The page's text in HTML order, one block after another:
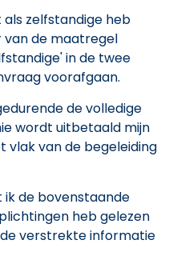
zelfstandige heb
de maatregel
in de twee
voorafgaan.
de volledige
wordt uitbetaald mijn
vlak van de begeleiding
ik de bovenstaande
heb gelezen
verstrekte informatie